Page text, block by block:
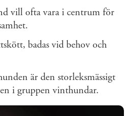
vill ofta vara i centrum för
badas vid behov och
är den storleksmässigt
i gruppen vinthundar.